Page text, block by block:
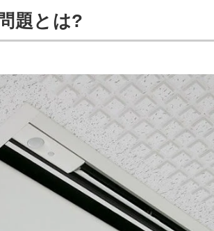
題とは?